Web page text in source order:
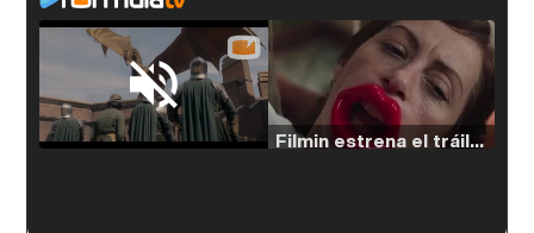
Unmute
Loaded:
54.63%
Filmin estrena el tráiler de 'Millennial Mal', su nueva comedia universitaria de la mano de Lorena Iglesias